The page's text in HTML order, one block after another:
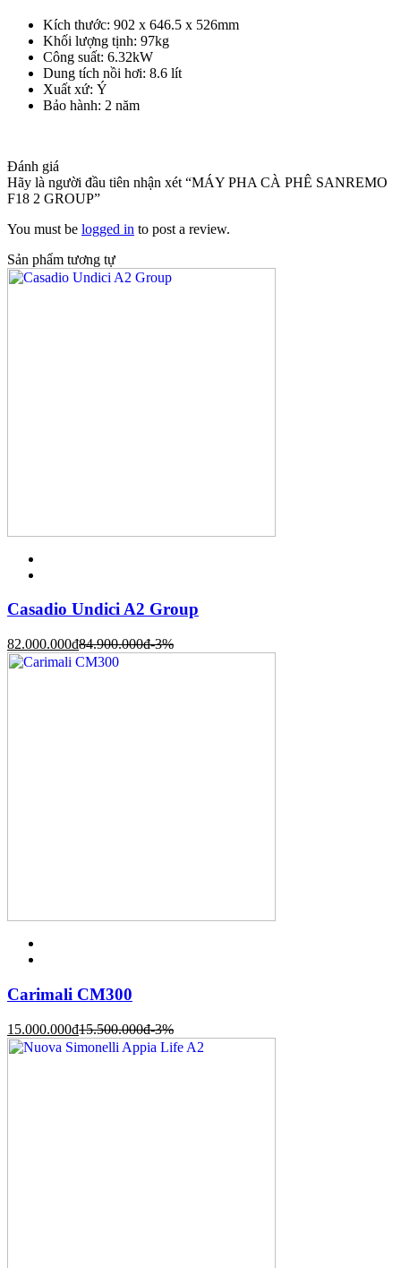
Kích thước: 902 x 646.5 x 526mm
Khối lượng tịnh: 97kg
Công suất: 6.32kW
Dung tích nồi hơi: 8.6 lít
Xuất xứ: Ý
Bảo hành: 2 năm
Đánh giá
Hãy là người đầu tiên nhận xét “MÁY PHA CÀ PHÊ SANREMO
F18 2 GROUP”
You must be logged in to post a review.
Sản phẩm tương tự
Casadio Undici A2 Group
82.000.000đ84.900.000đ-3%
Carimali CM300
15.000.000đ15.500.000đ-3%